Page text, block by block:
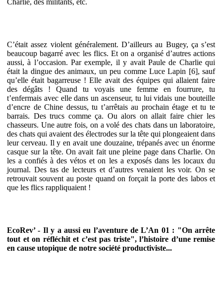
Charlie, des militants, etc.
C’était assez violent généralement. D’ailleurs au Bugey, ça s’est
beaucoup bagarré avec les flics. Et on a organisé d’autres actions
aussi, à l’occasion. Par exemple, il y avait Paule de Charlie qui
était la dingue des animaux, un peu comme Luce Lapin [6], sauf
qu’elle était bagarreuse ! Elle avait des équipes qui allaient faire
des dégâts ! Quand tu voyais une femme en fourrure, tu
t’enfermais avec elle dans un ascenseur, tu lui vidais une bouteille
d’encre de Chine dessus, tu t’arrêtais au prochain étage et tu te
barrais. Des trucs comme ça. Ou alors on allait faire chier les
chasseurs. Une autre fois, on a volé des chats dans un laboratoire,
des chats qui avaient des électrodes sur la tête qui plongeaient dans
leur cerveau. Il y en avait une douzaine, trépanés avec un énorme
casque sur la tête. On avait fait une pleine page dans Charlie. On
les a confiés à des vétos et on les a exposés dans les locaux du
journal. Des tas de lecteurs et d’autres venaient les voir. On se
retrouvait souvent au poste quand on forçait la porte des labos et
que les flics rappliquaient !
EcoRev’ - Il y a aussi eu l’aventure de L’An 01 : "On arrête
tout et on réfléchit et c’est pas triste", l’histoire d’une remise
en cause utopique de notre société productiviste...